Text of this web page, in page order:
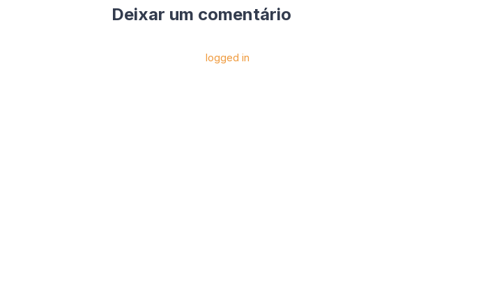
Deixar um comentário
logged in